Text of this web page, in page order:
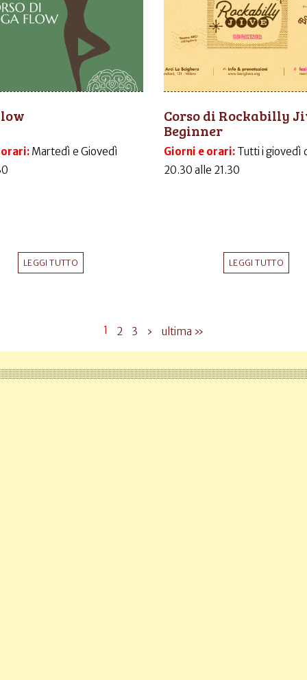
orari: Martedì e Giovedì
LEGGI TUTTO
Corso di Rockabilly
Beginner
Giorni e orari: Tutti i giovedì
20.30 alle 21.30
LEGGI TUTTO
1 2 3 › ultima »